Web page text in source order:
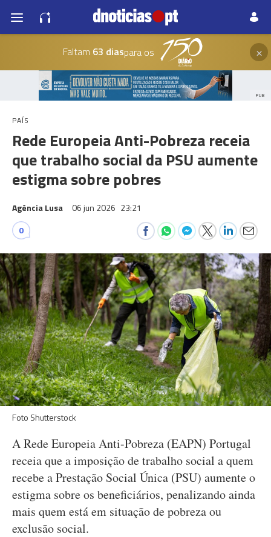
Faltam 63 diaspara os ×
PUB
PAÍS
Rede Europeia Anti-Pobreza receia
que trabalho social da PSU aumente
estigma sobre pobres
Agência Lusa 06 jun 2026 23:21
0
Foto Shutterstock
A Rede Europeia Anti-Pobreza (EAPN) Portugal
receia que a imposição de trabalho social a quem
recebe a Prestação Social Única (PSU) aumente o
estigma sobre os beneficiários, penalizando ainda
mais quem está em situação de pobreza ou
exclusão social.